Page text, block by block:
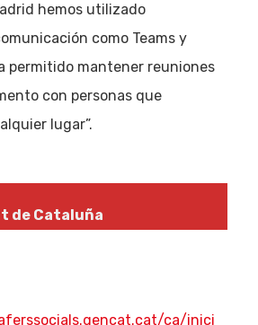
hemos utilizado
como Teams y
permitido mantener reuniones
con personas que
lugar”.
de Cataluña
ca/inici